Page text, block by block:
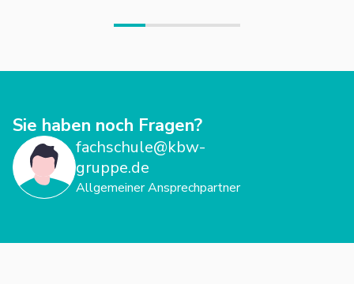
erhältst Du auch zusätzliches Infomaterial. Wir freuen uns
Sie haben noch Fragen?
fachschule@kbw-
gruppe.de
Allgemeiner Ansprechpartner